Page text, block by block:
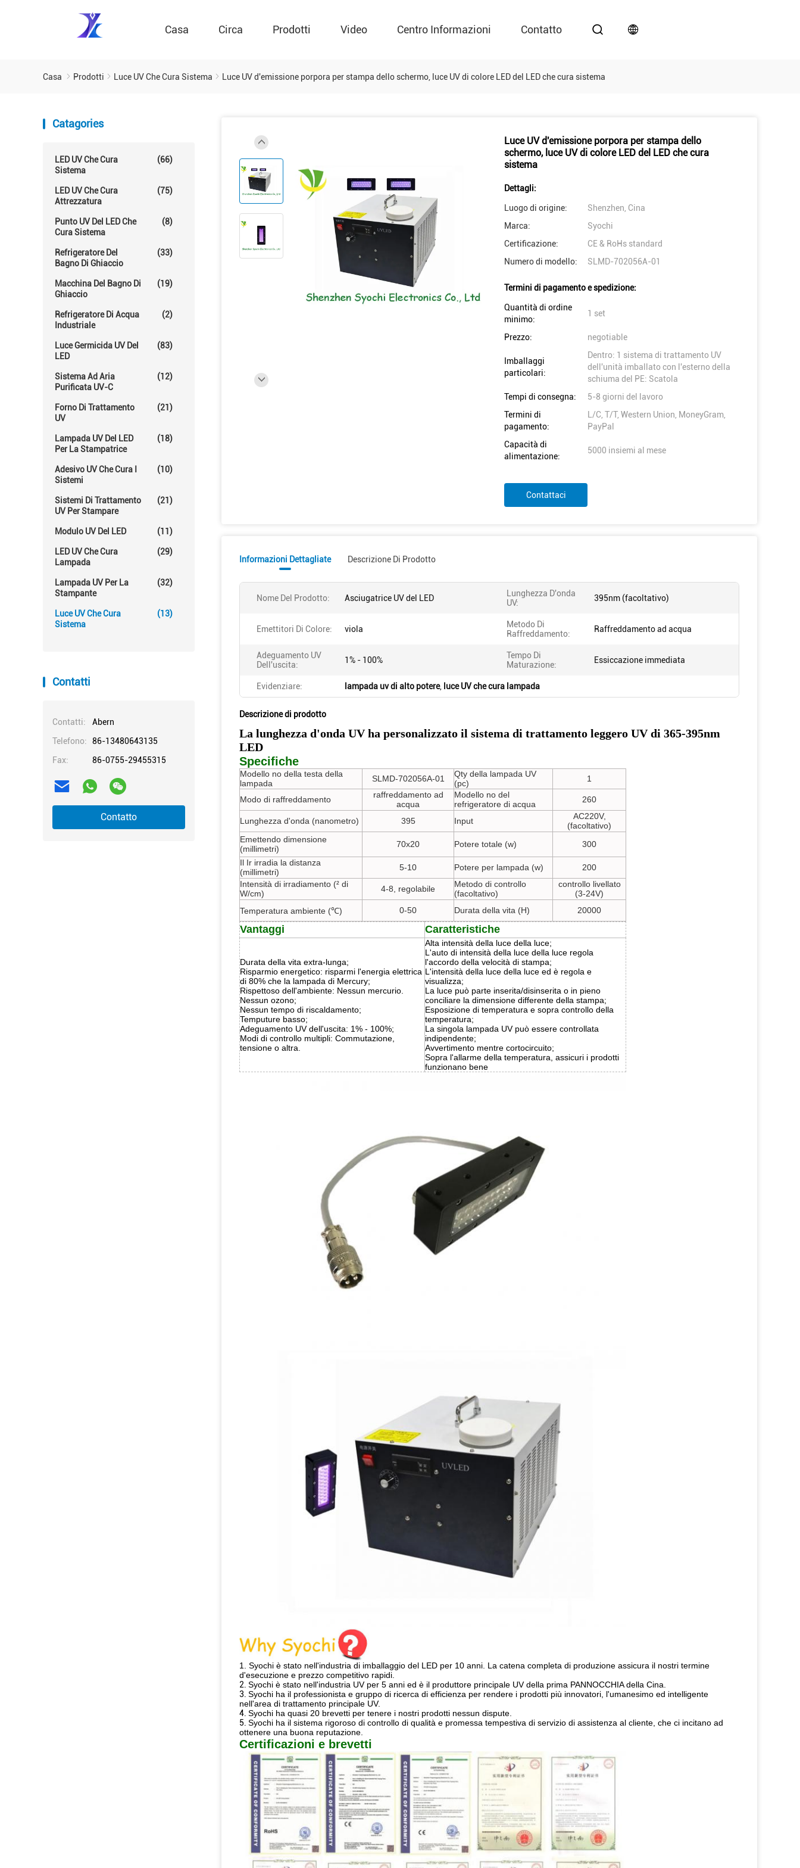
Casa Circa Prodotti Video Centro Informazioni Contatto
Casa Prodotti Luce UV Che Cura Sistema Luce UV d'emissione porpora per stampa dello schermo, luce UV di colore LED del LED che cura sistema
Catagories
LED UV Che Cura
Sistema
(66)
LED UV Che Cura
Attrezzatura
(75)
Punto UV Del LED Che
Cura Sistema
(8)
Refrigeratore Del
Bagno Di Ghiaccio
(33)
Macchina Del Bagno Di
Ghiaccio
(19)
Refrigeratore Di Acqua
Industriale
(2)
Luce Germicida UV Del
LED
(83)
Sistema Ad Aria
Purificata UV-C
(12)
Forno Di Trattamento
UV
(21)
Lampada UV Del LED
Per La Stampatrice
(18)
Adesivo UV Che Cura I
Sistemi
(10)
Sistemi Di Trattamento
UV Per Stampare
(21)
Modulo UV Del LED (11)
LED UV Che Cura
Lampada
(29)
Lampada UV Per La
Stampante
(32)
Luce UV Che Cura
Sistema
(13)
Contatti
Contatti:
Abern
Telefono:
86-13480643135
Fax:
86-0755-29455315
Contatto
Luce UV d'emissione porpora per stampa dello
schermo, luce UV di colore LED del LED che cura
sistema
Dettagli:
Luogo di origine:
Shenzhen, Cina
Marca:
Syochi
Certificazione:
CE & RoHs standard
Numero di modello:
SLMD-702056A-01
Termini di pagamento e spedizione:
Quantità di ordine
minimo:
1 set
Prezzo: negotiable
Imballaggi
particolari:
Dentro: 1 sistema di trattamento UV
dell'unità imballato con l'esterno della
schiuma del PE: Scatola
Tempi di consegna:
5-8 giorni del lavoro
Termini di
pagamento:
L/C, T/T, Western Union, MoneyGram,
PayPal
Capacità di
alimentazione:
5000 insiemi al mese
Contattaci
Informazioni Dettagliate Descrizione Di Prodotto
Nome Del Prodotto: Asciugatrice UV del LED
Lunghezza D'onda
UV:
395nm (facoltativo)
Emettitori Di Colore: viola
Metodo Di
Raffreddamento:
Raffreddamento ad acqua
Adeguamento UV
Dell'uscita:
1% - 100%
Tempo Di
Maturazione:
Essiccazione immediata
Evidenziare: lampada uv di alto potere, luce UV che cura lampada
Descrizione di prodotto
La lunghezza d'onda UV ha personalizzato il sistema di trattamento leggero UV di 365-395nm
LED
Specifiche
Modello no della testa della
lampada
SLMD-702056A-01
Qty della lampada UV
(pc)
1
Modo di raffreddamento
raffreddamento ad
acqua
Modello no del
refrigeratore di acqua
260
Lunghezza d'onda (nanometro) 395 Input
AC220V,
(facoltativo)
Emettendo dimensione
(millimetri)
70x20 Potere totale (w)
300
Il Ir irradia la distanza
(millimetri)
5-10 Potere per lampada (w)
200
Intensità di irradiamento (² di
W/cm)
4-8, regolabile
Metodo di controllo
(facoltativo)
controllo livellato
(3-24V)
Temperatura ambiente (℃)
0-50 Durata della vita (H) 20000
Vantaggi Caratteristiche
Durata della vita extra-lunga;
Risparmio energetico: risparmi l'energia elettrica
di 80% che la lampada di Mercury;
Rispettoso dell'ambiente: Nessun mercurio.
Nessun ozono;
Nessun tempo di riscaldamento;
Temputure basso;
Adeguamento UV dell'uscita: 1% - 100%;
Modi di controllo multipli: Commutazione,
tensione o altra.
Alta intensità della luce della luce;
L'auto di intensità della luce della luce regola
l'accordo della velocità di stampa;
L'intensità della luce della luce ed è regola e
visualizza;
La luce può parte inserita/disinserita o in pieno
conciliare la dimensione differente della stampa;
Esposizione di temperatura e sopra controllo della
temperatura;
La singola lampada UV può essere controllata
indipendente;
Avvertimento mentre cortocircuito;
Sopra l'allarme della temperatura, assicuri i prodotti
funzionano bene
1. Syochi è stato nell'industria di imballaggio del LED per 10 anni. La catena completa di produzione assicura il nostri termine
d'esecuzione e prezzo competitivo rapidi.
2. Syochi è stato nell'industria UV per 5 anni ed è il produttore principale UV della prima PANNOCCHIA della Cina.
3. Syochi ha il professionista e gruppo di ricerca di efficienza per rendere i prodotti più innovatori, l'umanesimo ed intelligente
nell'area di trattamento principale UV.
4. Syochi ha quasi 20 brevetti per tenere i nostri prodotti nessun dispute.
5. Syochi ha il sistema rigoroso di controllo di qualità e promessa tempestiva di servizio di assistenza al cliente, che ci incitano ad
ottenere una buona reputazione.
Certificazioni e brevetti